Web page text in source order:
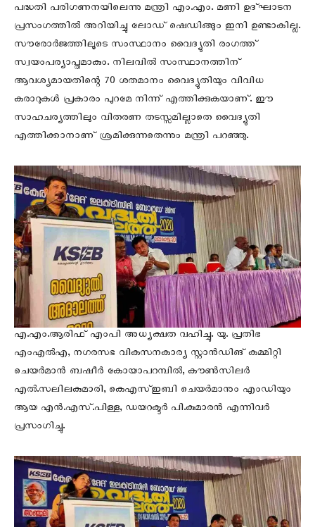
പദ്ധതി പരിഗണനയിലെന്നു മന്ത്രി എം.എം. മണി ഉദ്ഘാടന
പ്രസംഗത്തിൽ അറിയിച്ചു ലോഡ് ഷെഡിങ്ങും ഇനി ഉണ്ടാകില്ല.
സൗരോർജത്തിലൂടെ സംസ്ഥാനം വൈദ്യുതി രംഗത്ത്
സ്വയംപര്യാപ്തമാകും. നിലവിൽ സംസ്ഥാനത്തിന്
ആവശ്യമായതിന്റെ 70 ശതമാനം വൈദ്യുതിയും വിവിധ
കരാറുകൾ പ്രകാരം പുറമേ നിന്ന് എത്തിക്കുകയാണ്. ഈ
സാഹചര്യത്തിലും വിതരണ തടസ്സമില്ലാതെ വൈദ്യുതി
എത്തിക്കാനാണ് ശ്രമിക്കുന്നതെന്നും മന്ത്രി പറഞ്ഞു.
എ.എം.ആരിഫ് എംപി അധ്യക്ഷത വഹിച്ചു. യു. പ്രതിഭ
എംഎൽഎ, നഗരസഭ വികസനകാര്യ സ്റ്റാൻഡിങ് കമ്മിറ്റി
ചെയർമാൻ ബഷീർ കോയാപറമ്പിൽ, കൗൺസിലർ
എൽ.സലിലകുമാരി, കെഎസ്ഇബി ചെയർമാനും എംഡിയും
ആയ എൻ.എസ്.പിള്ള, ഡയറക്ടർ പി.കുമാരൻ എന്നിവർ
പ്രസംഗിച്ചു.